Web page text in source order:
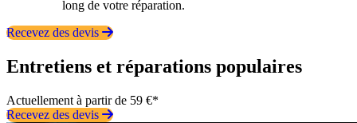
long de votre réparation.
Recevez des devis
Entretiens et réparations populaires
Actuellement à partir de 59 €*
Recevez des devis